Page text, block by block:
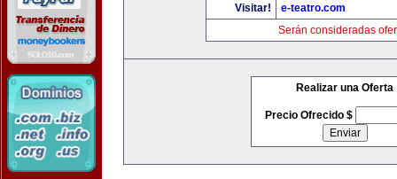
Visitar!
e-teatro.com
Serán consideradas
Realizar una Oferta
Precio Ofrecido $